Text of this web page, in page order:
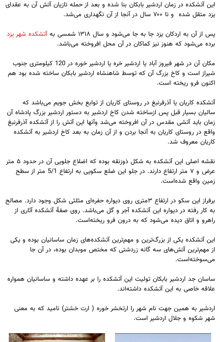
این آتشکده در زمان اردشیر بابکان بنا شده و بعد از حمله تازیان آتش آن به عقدای
یزد متقل شده و تا ۷۰۰ سال در آنجا از آن نگهداری می‌شد.
پس از آن به اردکان یزد جا به جا می‌شود و سال ۱۳۱۸ شمسی به
آتشکده شهر یزد
برده می‌شود که هنوز نیز کماکان در آن محل افروخته می‌باشد.
مکان آن در شهر فیروز آباد یا اردشیر خره یا اردشیر خوره در 120 کیلومتری جنوب
شیراز است و کاخ بزرگ آن که توسط شاهنشاه اردشیر بابکان ساخته شده بود هم
اکنون فرو ریخته است.
آتشکده کاریان یا آذرفرنبغ در روستای کاریان از توابع بخش جویم می‌باشد که
سالیان بسیار قبل پس ازساخته شدن کاخ اردشیر به دستور اردشیر بزرگ پادشاه آن
زمان باید آتشی مقدس در آن افروخته می‌شد وآنها این آتش را از آتشکده آذرفرنبغ
واقع در روستای کاریان به آنجا بردن و از آن زمان به بعد کاخ اردشیر به آتشکده
کاریان معروف شد.
نقشه اصلی این آتشکده به شکل ذوزنقه بوده که اضلاع جلویی آن در حدود ۵ متر
عرض و ۷ متر ارتفاع دارند. در جلو این ضلع سکویی به ارتفاع 5/1 متر از سطح
زمین واقع شده‌است.
برفراز این سکو در ارتفاع ۳متری روی دیواره حفره‌ای مثلثی شکل وجود دارد. مصالح
به کار رفته در دیواره این آتشکده آجر و گل می‌باشد. روی صفهٔ آتشکده آثاری از
راهرو و اتاق دیده می‌شود که به درون فرو ریخته‌است.
این آتشکده یکی از بزرگ‌ترین و مهم‌ترین آتشکده‌های زمان ساسانیان بوده و یکی
از مهم‌ترین آتش‌های سه گانه زردشتی که مختص موبدان بوده، در آن جا
می‌سوخته‌است.
ساسان جد اردشیر بابکان تولیت این آتشکده را بر عهده داشته و ساسانیان همواره
علاقه خاصی به این آتشکده داشته‌اند.
اردشیر به همین جهت نام شهر را ارتخشر خوره ( ارت خشتر) نامید که به معنی
شهر شکوه و جلال اردشیر است.